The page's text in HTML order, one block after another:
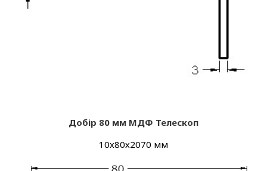
Добір 80 мм МДФ Телескоп
10х80х2070 мм